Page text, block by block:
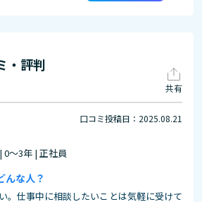
・評判
共有
口コミ投稿日：2025.08.21
0～3年 | 正社員
んな人？
。仕事中に相談したいことは気軽に受けて